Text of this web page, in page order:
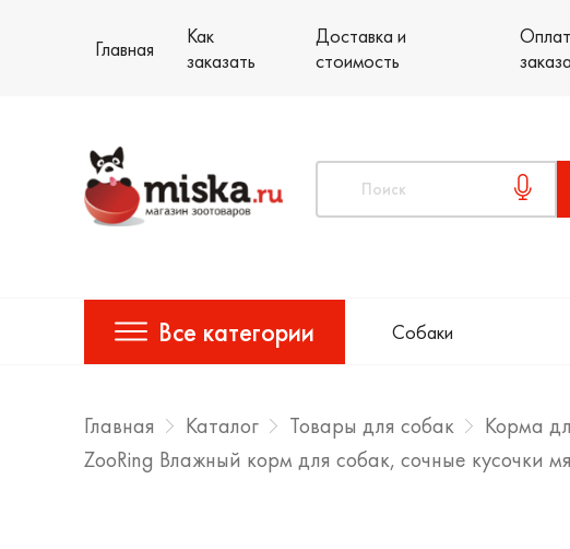
Главная
Как
заказать
Доставка и
стоимость
заказа
Все категории Собаки
Главная Каталог Товары для собак Корма
ZooRing Влажный корм для собак, сочные кусочки